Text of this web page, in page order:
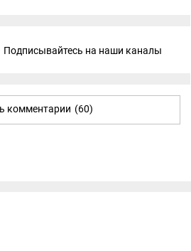
Подписывайтесь на наши каналы
комментарии (60)